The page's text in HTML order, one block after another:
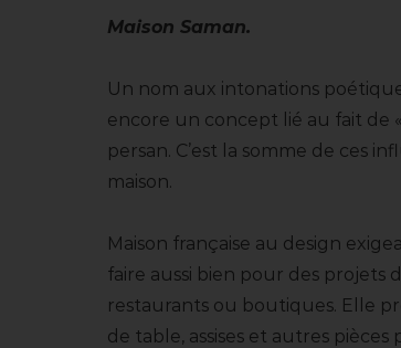
Maison Saman.
Un nom aux intonations
encore un concept lié au fait de
persan. C’est la somme de ces
maison.
Maison française au design
faire aussi bien pour des projets
restaurants ou boutiques. Elle
de table, assises et autres